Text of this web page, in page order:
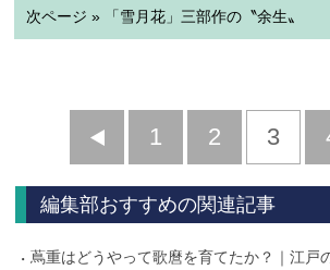
次ページ » 「雪月花」三部作の〝余生〟
前
へ
1 2 3
編集部おすすめの関連記事
蔦重はどうやって歌麿を育てたか？｜江戸